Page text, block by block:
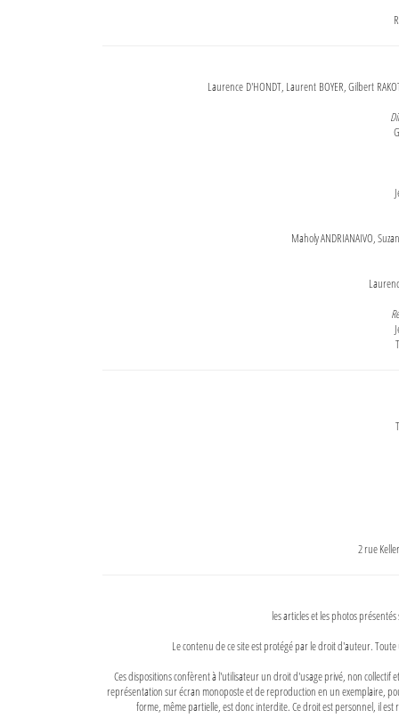
Laurence D'HONDT, Laurent BOYER, Gilbert
Maholy ANDRIANAIVO,
2 rue
les articles et les photos
Le contenu de ce site est protégé par le droit d'auteur.
Ces dispositions confèrent à l'utilisateur un droit d'usage privé, non
représentation sur écran monoposte et de reproduction en un exemplaire,
forme, même partielle, est donc interdite. Ce droit est personnel, il